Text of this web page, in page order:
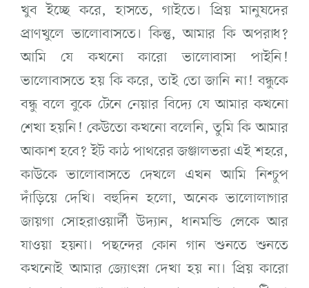
খুব ইচ্ছে করে, হাসতে, গাইতে। প্রিয় মানুষদের
প্রাণখুলে ভালোবাসতে। কিন্তু, আমার কি অপরাধ?
আমি যে কখনো কারো ভালোবাসা পাইনি!
ভালোবাসতে হয় কি করে, তাই তো জানি না! বন্ধুকে
বন্ধু বলে বুকে টেনে নেয়ার বিদ্যে যে আমার কখনো
শেখা হয়নি! কেউতো কখনো বলেনি, তুমি কি আমার
আকাশ হবে? ইট কাঠ পাথরের জঞ্জালভরা এই শহরে,
কাউকে ভালোবাসতে দেখলে এখন আমি নিশ্চুপ
দাঁড়িয়ে দেখি। বহুদিন হলো, অনেক ভালোলাগার
জায়গা সোহরাওয়ার্দী উদ্যান, ধানমন্ডি লেকে আর
যাওয়া হয়না। পছন্দের কোন গান শুনতে শুনতে
কখনোই আমার জ্যোৎস্না দেখা হয় না। প্রিয় কারো